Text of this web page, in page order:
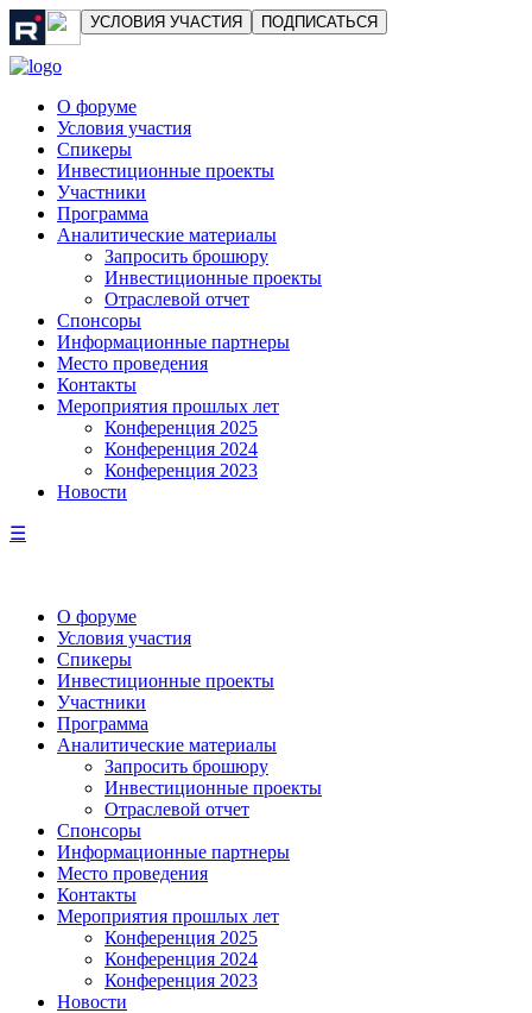
УСЛОВИЯ УЧАСТИЯ ПОДПИСАТЬСЯ
О форуме
Условия участия
Спикеры
Инвестиционные проекты
Участники
Программа
Аналитические материалы
Запросить брошюру
Инвестиционные проекты
Отраслевой отчет
Спонсоры
Информационные партнеры
Место проведения
Контакты
Мероприятия прошлых лет
Конференция 2025
Конференция 2024
Конференция 2023
Новости
☰
О форуме
Условия участия
Спикеры
Инвестиционные проекты
Участники
Программа
Аналитические материалы
Запросить брошюру
Инвестиционные проекты
Отраслевой отчет
Спонсоры
Информационные партнеры
Место проведения
Контакты
Мероприятия прошлых лет
Конференция 2025
Конференция 2024
Конференция 2023
Новости